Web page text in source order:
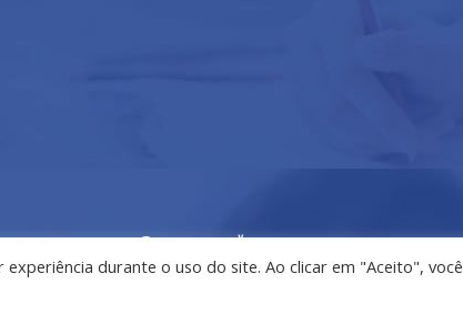
durante o uso do site. Ao clicar em "Aceito", você